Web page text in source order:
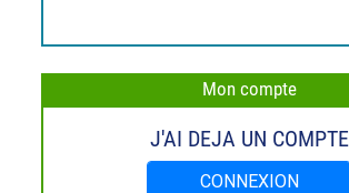
Mon compte
J'AI DEJA UN COMPTE
CONNEXION